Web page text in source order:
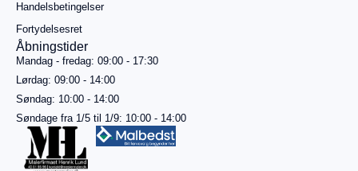
kurv
Handelsbetingelser
Fortydelsesret
Åbningstider
Mandag - fredag: 09:00 - 17:30
Lørdag: 09:00 - 14:00
Søndag: 10:00 - 14:00
Søndage fra 1/5 til 1/9: 10:00 - 14:00